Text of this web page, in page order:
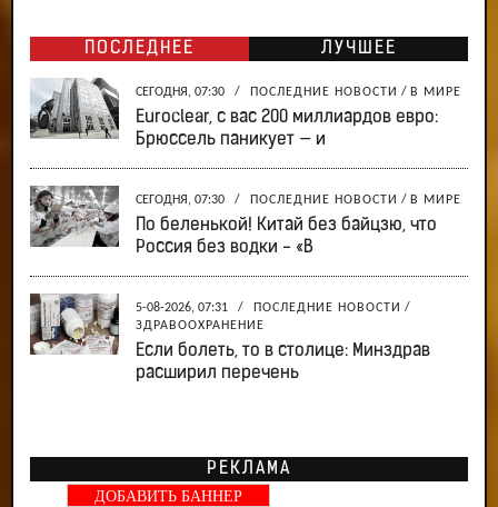
ПОСЛЕДНЕЕ ЛУЧШЕЕ
СЕГОДНЯ, 07:30 / ПОСЛЕДНИЕ НОВОСТИ / В МИРЕ
Euroclear, с вас 200 миллиардов евро:
Брюссель паникует — и
СЕГОДНЯ, 07:30 / ПОСЛЕДНИЕ НОВОСТИ / В МИРЕ
По беленькой! Китай без байцзю, что
Россия без водки - «В
5-08-2026, 07:31 / ПОСЛЕДНИЕ НОВОСТИ /
ЗДРАВООХРАНЕНИЕ
Если болеть, то в столице: Минздрав
расширил перечень
РЕКЛАМА
ДОБАВИТЬ БАННЕР